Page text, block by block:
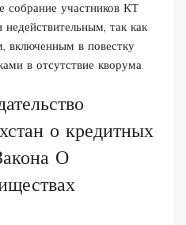
собрание участников КТ
так как
включенным в повестку
в отсутствие кворума.
о кредитных
О